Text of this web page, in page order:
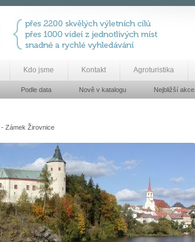
Kdo jsme Kontakt Agroturistika
Podle data Nově v katalogu Nejbližší akce
- Zámek Žirovnice